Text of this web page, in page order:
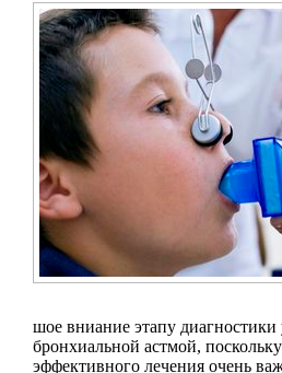
шое вниание этапу диагностики
бронхиальной астмой,
эффективного лечения очень